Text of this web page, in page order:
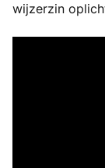
wijzerzin